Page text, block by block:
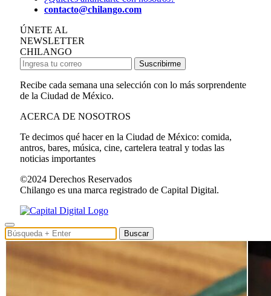
contacto@chilango.com
ÚNETE AL
NEWSLETTER
CHILANGO
Suscribirme
Recibe cada semana una selección con lo más sorprendente
de la Ciudad de México.
ACERCA DE NOSOTROS
Te decimos qué hacer en la Ciudad de México: comida,
antros, bares, música, cine, cartelera teatral y todas las
noticias importantes
©2024 Derechos Reservados
Chilango es una marca registrado de Capital Digital.
Buscar